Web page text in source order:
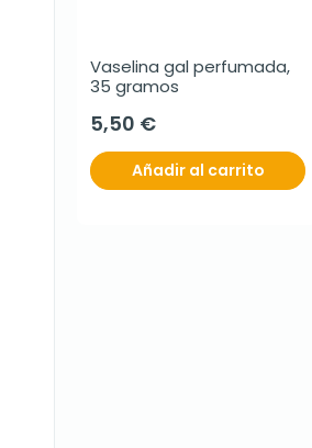
Vaselina gal perfumada,
35 gramos
5,50 €
Añadir al carrito